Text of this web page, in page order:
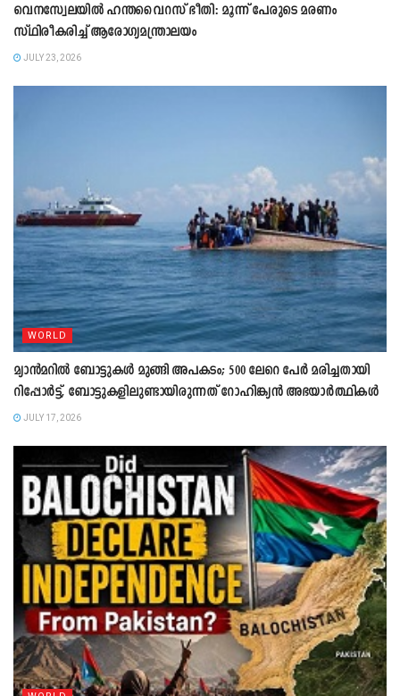
വെനസ്വേലയിൽ ഹന്തവൈറസ് ഭീതി: മൂന്ന് പേരുടെ മരണം
സ്ഥിരീകരിച്ച് ആരോഗ്യമന്ത്രാലയം
JULY 23, 2026
WORLD
മ്യാൻമറിൽ ബോട്ടുകള്‍ മുങ്ങി അപകടം; 500 ലേറെ പേര്‍ മരിച്ചതായി
റിപ്പോര്‍ട്ട്, ബോട്ടുകളിലുണ്ടായിരുന്നത് റോഹിങ്ക്യൻ അഭയാര്‍ത്ഥികള്‍
JULY 17, 2026